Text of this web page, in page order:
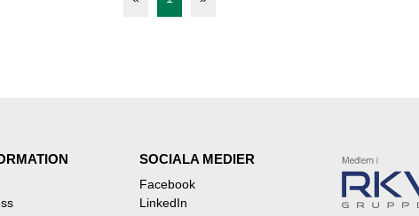
SOCIALA MEDIER
Facebook
LinkedIn